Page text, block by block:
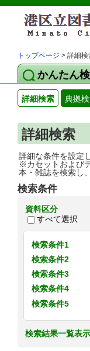
トップページ > 詳細検
かんたん
詳細検索 典拠
詳細検索
詳細な条件を設定
※カセットおよび
本・雑誌を検索し
検索条件
資料区分
すべて選択
検索条件1
検索条件2
検索条件3
検索条件4
検索条件5
検索結果一覧表示